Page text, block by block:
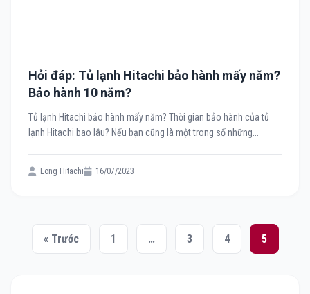
Hỏi đáp: Tủ lạnh Hitachi bảo hành mấy năm?
Bảo hành 10 năm?
Tủ lạnh Hitachi bảo hành mấy năm? Thời gian bảo hành của tủ
lạnh Hitachi bao lâu? Nếu bạn cũng là một trong số những...
Long Hitachi 16/07/2023
« Trước 1 … 3 4 5